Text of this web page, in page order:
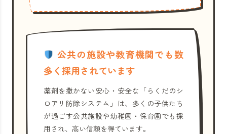
公共の施設や教育機関でも数
多く採用されています
薬剤を撒かない安心・安全な「らくだのシ
ロアリ防除システム」は、多くの子供たち
が過ごす公共施設や幼稚園・保育園でも採
用され、高い信頼を得ています。